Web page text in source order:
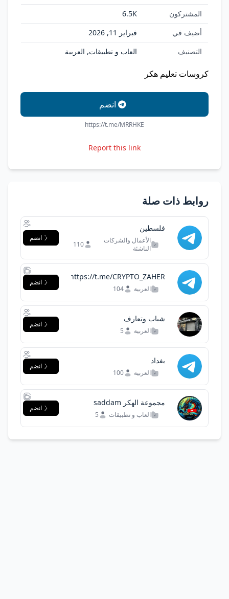
المشتركون
6.5K
أضيف في
فبراير 11, 2026
التصنيف
العاب و تطبيقات, العربية
كروسات تعليم هكر
انضم
https://t.me/MRRHKE
Report this link
روابط ذات صلة
فلسطين
الأعمال والشركات
الناشئة
110
انضم
https://t.me/CRYPTO_ZAHER
العربية 104
انضم
شباب وتعارف
العربية 5
انضم
بغداد
العربية 100
انضم
مجموعة الهكر saddam
aselwyالعاب و تطبيقات 5
انضم